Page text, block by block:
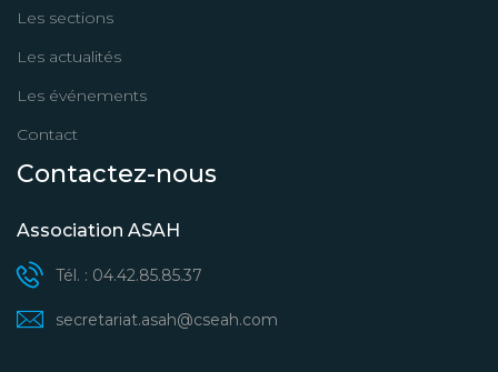
Les sections
Les actualités
Les événements
Contact
Contactez-nous
Association ASAH
Tél. : 04.42.85.85.37
secretariat.asah@cseah.com